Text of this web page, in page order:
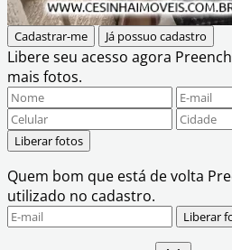
Cadastrar-me Já possuo cadastro
Libere seu acesso agora
mais fotos.
Liberar fotos
Quem bom que está de volta
utilizado no cadastro.
Liberar